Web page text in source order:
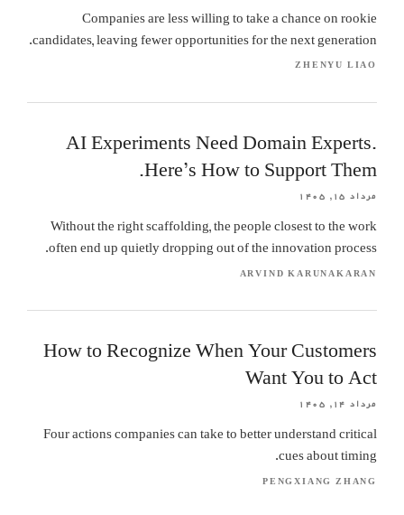
Companies are less willing to take a chance on rookie
candidates, leaving fewer opportunities for the next generation.
ZHENYU LIAO
AI Experiments Need Domain Experts.
Here’s How to Support Them.
مرداد ۱۵, ۱۴۰۵
Without the right scaffolding, the people closest to the work
often end up quietly dropping out of the innovation process.
ARVIND KARUNAKARAN
How to Recognize When Your Customers
Want You to Act
مرداد ۱۴, ۱۴۰۵
Four actions companies can take to better understand critical
cues about timing.
PENGXIANG ZHANG